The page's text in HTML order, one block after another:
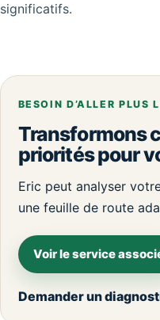
significatifs.
BESOIN D’ALLER PLUS
Transformons
priorités pour
Eric peut analyser
une feuille de route
Voir le service
Demander un